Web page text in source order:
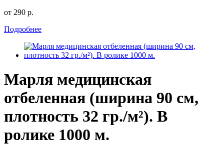
от 290 р.
Подробнее
Марля медицинская
отбеленная (ширина 90 см,
плотность 32 гр./м²). В
ролике 1000 м.